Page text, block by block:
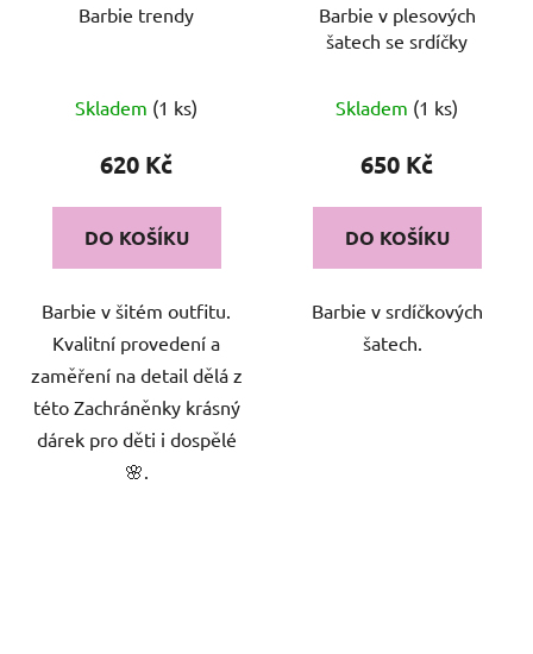
Barbie trendy
Skladem (1 ks)
620 Kč
DO KOŠÍKU
Barbie v šitém outfitu.
Kvalitní provedení a
zaměření na detail dělá z
této Zachráněnky krásný
dárek pro děti i dospělé
🌸.
Barbie v plesových
šatech se srdíčky
Skladem (1 ks)
650 Kč
DO KOŠÍKU
Barbie v srdíčkových
šatech.